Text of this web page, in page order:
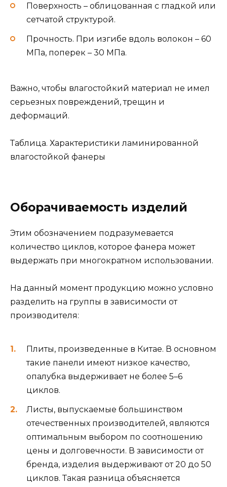
Поверхность – облицованная с гладкой или
сетчатой структурой.
Прочность. При изгибе вдоль волокон – 60
МПа, поперек – 30 МПа.
Важно, чтобы влагостойкий материал не имел
серьезных повреждений, трещин и
деформаций.
Таблица. Характеристики ламинированной
влагостойкой фанеры
Оборачиваемость изделий
Этим обозначением подразумевается
количество циклов, которое фанера может
выдержать при многократном использовании.
На данный момент продукцию можно условно
разделить на группы в зависимости от
производителя:
Плиты, произведенные в Китае. В основном
такие панели имеют низкое качество,
опалубка выдерживает не более 5–6
циклов.
Листы, выпускаемые большинством
отечественных производителей, являются
оптимальным выбором по соотношению
цены и долговечности. В зависимости от
бренда, изделия выдерживают от 20 до 50
циклов. Такая разница объясняется